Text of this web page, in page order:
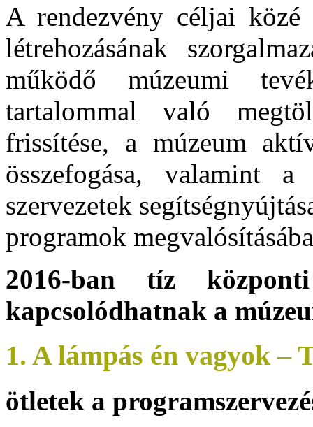
A rendezvény céljai
létrehozásának
működő múzeumi
tartalommal való
frissítése, a múzeum
összefogása, valamint
szervezetek
programok
2016-ban tíz
kapcsolódhatnak a
1. A lámpás én vagyok –
ötletek a